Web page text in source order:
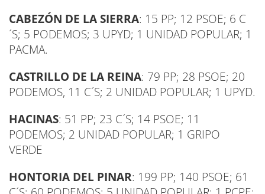
CABEZÓN DE LA SIERRA: 15 PP; 12 PSOE; 6 C
´S; 5 PODEMOS; 3 UPYD; 1 UNIDAD POPULAR; 1
PACMA.
CASTRILLO DE LA REINA: 79 PP; 28 PSOE; 20
PODEMOS, 11 C´S; 2 UNIDAD POPULAR; 1 UPYD.
HACINAS: 51 PP; 23 C´S; 14 PSOE; 11
PODEMOS; 2 UNIDAD POPULAR; 1 GRIPO
VERDE
HONTORIA DEL PINAR: 199 PP; 140 PSOE; 61